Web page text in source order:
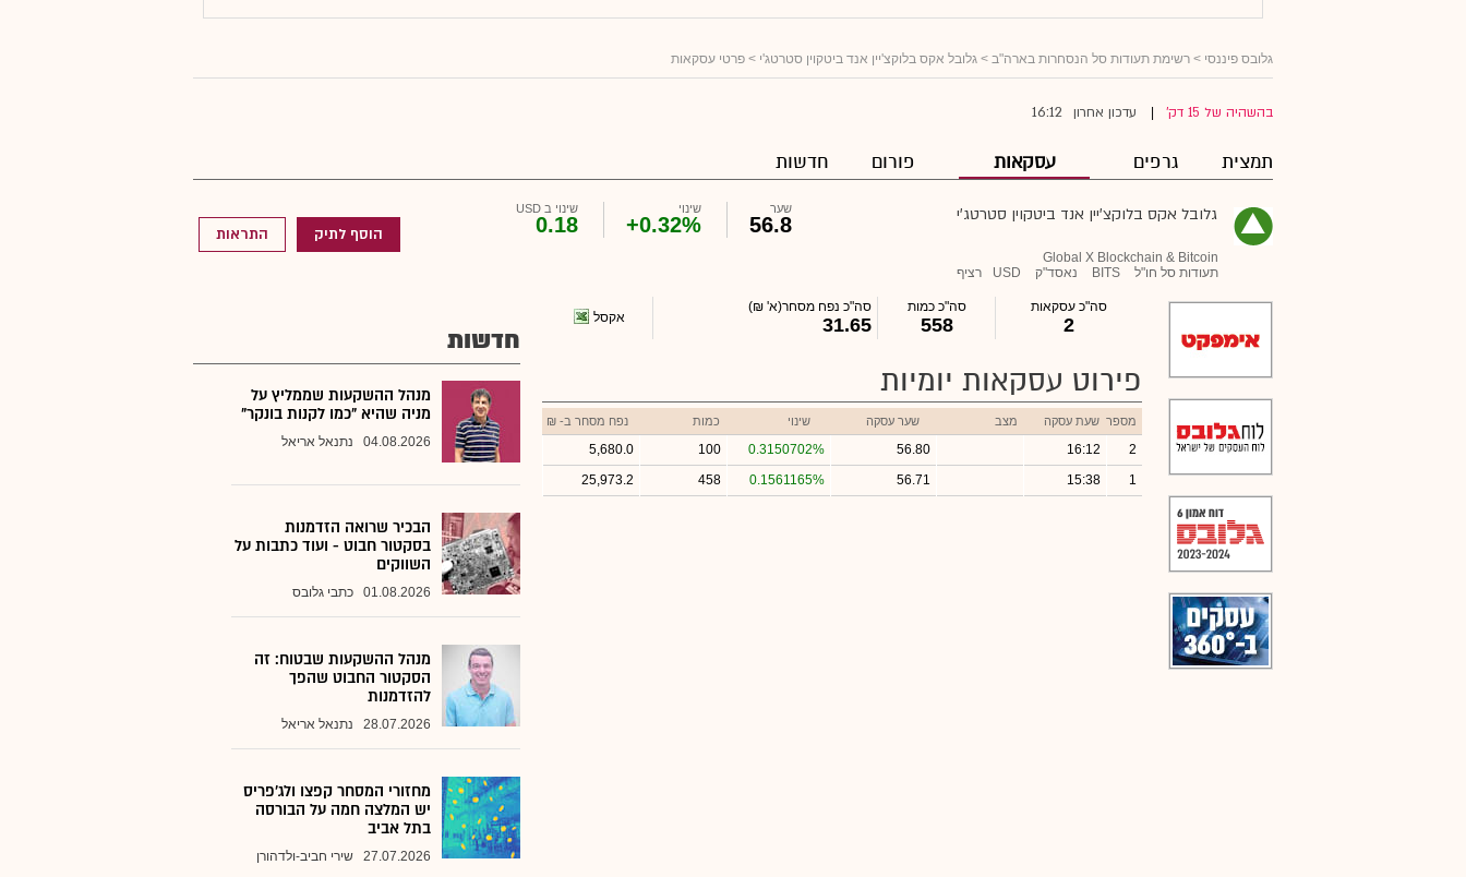
גלובס פיננסי > רשימת תעודות סל הנסחרות בארה"ב > גלובל אקס בלוקצ'יין אנד ביטקוין סטרטג'י > פרטי עסקאות
בהשהיה של 15 דק' עדכון אחרון 16:12
תמצית גרפים עסקאות פורום חדשות
גלובל אקס בלוקצ'יין אנד ביטקוין סטרטג'י
Global X Blockchain & Bitcoin
תעודות סל חו"ל
BITS נאסד"ק USD רציף
שער
56.8
שינוי
+0.32%
שינוי ב USD
0.18 הוסף לתיק התראות
סה"כ עסקאות
2
סה"כ כמות
558
סה"כ נפח מסחר(א' ₪)
31.65 אקסל
פירוט עסקאות יומיות
מספר שעת עסקה מצב שער עסקה שינוי כמות נפח מסחר ב- ₪
2
16:12
56.80
0.3150702%
100
5,680.0
1
15:38
56.71
0.1561165%
458
25,973.2
חדשות
מנהל ההשקעות שממליץ על
מניה שהיא "כמו לקנות בונקר"
04.08.2026 נתנאל אריאל
הבכיר שרואה הזדמנות
בסקטור חבוט - ועוד כתבות על
השווקים
01.08.2026 כתבי גלובס
מנהל ההשקעות שבטוח: זה
הסקטור החבוט שהפך
להזדמנות
28.07.2026 נתנאל אריאל
מחזורי המסחר קפצו ולג'פריס
יש המלצה חמה על הבורסה
בתל אביב
27.07.2026 שירי חביב-ולדהורן